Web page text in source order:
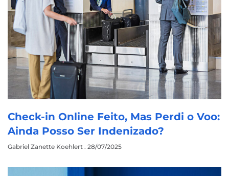
Check-in Online Feito, Mas Perdi o Voo:
Ainda Posso Ser Indenizado?
Gabriel Zanette Koehlert 28/07/2025